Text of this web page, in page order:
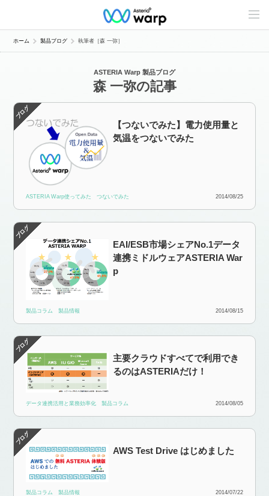
C
n
e
n
ホーム 製品ブログ 執筆者［森 一弥］
ASTERIA Warp 製品ブログ
森 一弥の記事
【つないでみた】電力使用量と
気温をつないでみた
ASTERIA Warp使ってみた つないでみた 2014/08/25
EAI/ESB市場シェアNo.1データ
連携ミドルウェアASTERIA War
p
製品コラム 製品情報 2014/08/15
主要クラウドすべてで利用でき
るのはASTERIAだけ！
データ連携活用と業務効率化 製品コラム 2014/08/05
AWS Test Drive はじめました
製品コラム 製品情報 2014/07/22